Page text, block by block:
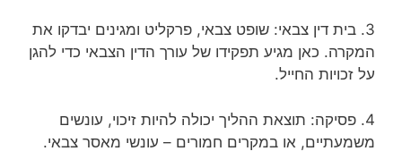
3. בית דין צבאי: שופט צבאי, פרקליט ומגינים יבדקו את
המקרה. כאן מגיע תפקידו של עורך הדין הצבאי כדי להגן
על זכויות החייל.
4. פסיקה: תוצאת ההליך יכולה להיות זיכוי, עונשים
משמעתיים, או במקרים חמורים – עונשי מאסר צבאי.